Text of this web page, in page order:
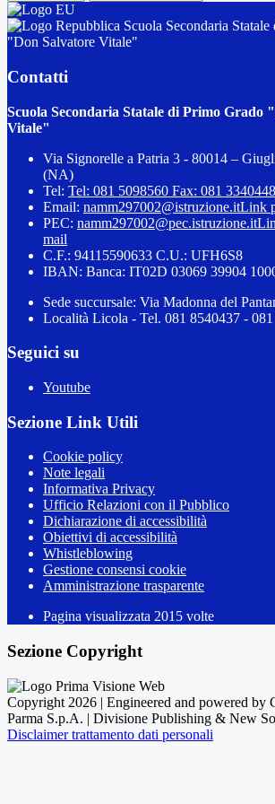
Scuola Secondaria
"Don Salvatore Vitale"
Contatti
Scuola Secondaria Statale di Primo Grado
Vitale"
Via Signorelle a Patria 3 - 80014 –
(NA)
Tel: Tel: 081 5098560 Fax: 081 3340448
Email: namm297002@istruzione.itLink
PEC: namm297002@pec.istruzione.it
mail
C.F.: 94115590633 C.U.: UFH6S8
IBAN: Banca: IT02D 03069 39904
Sede succursale: Via Madonna del
Località Licola - Tel. 081 8540437 -
Seguici su
Youtube
Sezione Link Utili
Cookie policy
Note legali
Informativa Privacy
Ufficio Relazioni con il Pubblico
Dichiarazione di accessibilità
Obiettivi di accessibilità
Whistleblowing
Gestione consensi cookie
Amministrazione trasparente
Pagina visualizzata 2015 volte
Sezione Copyright
Copyright 2026 | Engineered and powered by
Parma S.p.A. | Divisione Publishing & New
Disclaimer trattamento dati personali